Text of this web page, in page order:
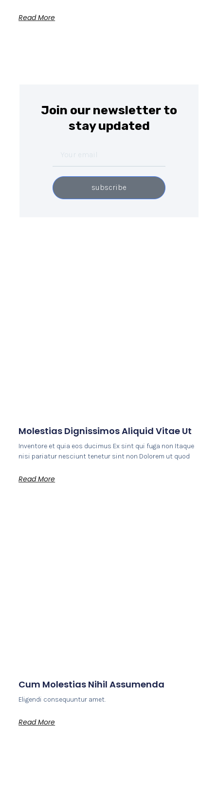
Read More
Join our newsletter to
stay updated
subscribe
Molestias Dignissimos Aliquid Vitae Ut
Inventore et quia eos ducimus Ex sint qui fuga non Itaque
nisi pariatur nesciunt tenetur sint non Dolorem ut quod
Read More
Cum Molestias Nihil Assumenda
Eligendi consequuntur amet.
Read More